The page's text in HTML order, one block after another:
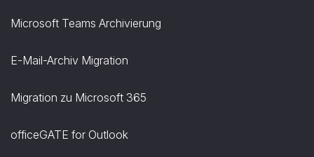
Microsoft Teams Archivierung
E-Mail-Archiv Migration
Migration zu Microsoft 365
officeGATE for Outlook